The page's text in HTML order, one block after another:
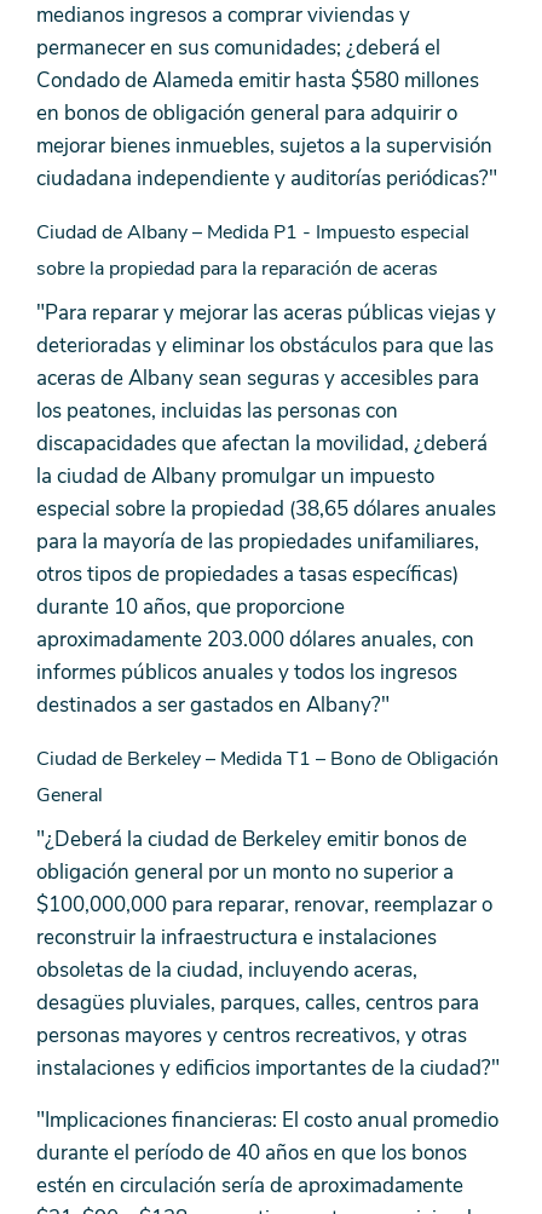
medianos ingresos a comprar viviendas y
permanecer en sus comunidades; ¿deberá el
Condado de Alameda emitir hasta $580 millones
en bonos de obligación general para adquirir o
mejorar bienes inmuebles, sujetos a la supervisión
ciudadana independiente y auditorías periódicas?"
Ciudad de Albany – Medida P1 - Impuesto especial
sobre la propiedad para la reparación de aceras
"Para reparar y mejorar las aceras públicas viejas y
deterioradas y eliminar los obstáculos para que las
aceras de Albany sean seguras y accesibles para
los peatones, incluidas las personas con
discapacidades que afectan la movilidad, ¿deberá
la ciudad de Albany promulgar un impuesto
especial sobre la propiedad (38,65 dólares anuales
para la mayoría de las propiedades unifamiliares,
otros tipos de propiedades a tasas específicas)
durante 10 años, que proporcione
aproximadamente 203.000 dólares anuales, con
informes públicos anuales y todos los ingresos
destinados a ser gastados en Albany?"
Ciudad de Berkeley – Medida T1 – Bono de Obligación
General
"¿Deberá la ciudad de Berkeley emitir bonos de
obligación general por un monto no superior a
$100,000,000 para reparar, renovar, reemplazar o
reconstruir la infraestructura e instalaciones
obsoletas de la ciudad, incluyendo aceras,
desagües pluviales, parques, calles, centros para
personas mayores y centros recreativos, y otras
instalaciones y edificios importantes de la ciudad?"
"Implicaciones financieras: El costo anual promedio
durante el período de 40 años en que los bonos
estén en circulación sería de aproximadamente